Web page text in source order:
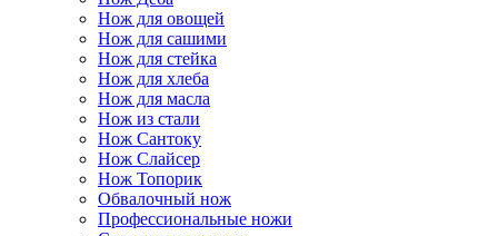
Нож для овощей
Нож для сашими
Нож для стейка
Нож для хлеба
Нож для масла
Нож из стали
Нож Сантоку
Нож Слайсер
Нож Топорик
Обвалочный нож
Профессиональные ножи